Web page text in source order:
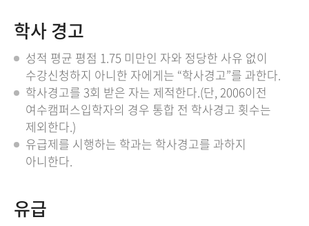
학사 경고
성적 평균 평점 1.75 미만인 자와 정당한 사유 없이
수강신청하지 아니한 자에게는 “학사경고”를 과한다.
학사경고를 3회 받은 자는 제적한다.(단, 2006이전
여수캠퍼스입학자의 경우 통합 전 학사경고 횟수는
제외한다.)
유급제를 시행하는 학과는 학사경고를 과하지
아니한다.
유급